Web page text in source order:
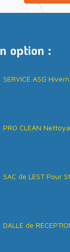
option :
SERVICE ASG
PRO CLEAN
SAC de LEST Pour
DALLE de